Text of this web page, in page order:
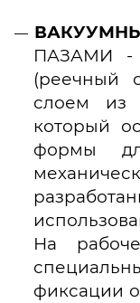
В
ПАЗАМИ -
(реечный
слоем из
который
формы
На
фиксации